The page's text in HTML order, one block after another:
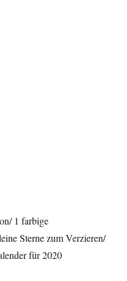
1 farbige
Sterne zum Verzieren/
für 2020